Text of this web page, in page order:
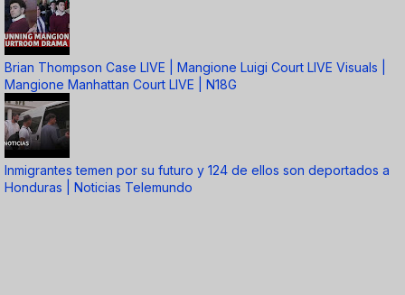
Brian Thompson Case LIVE | Mangione Luigi Court LIVE Visuals |
Mangione Manhattan Court LIVE | N18G
Inmigrantes temen por su futuro y 124 de ellos son deportados a
Honduras | Noticias Telemundo